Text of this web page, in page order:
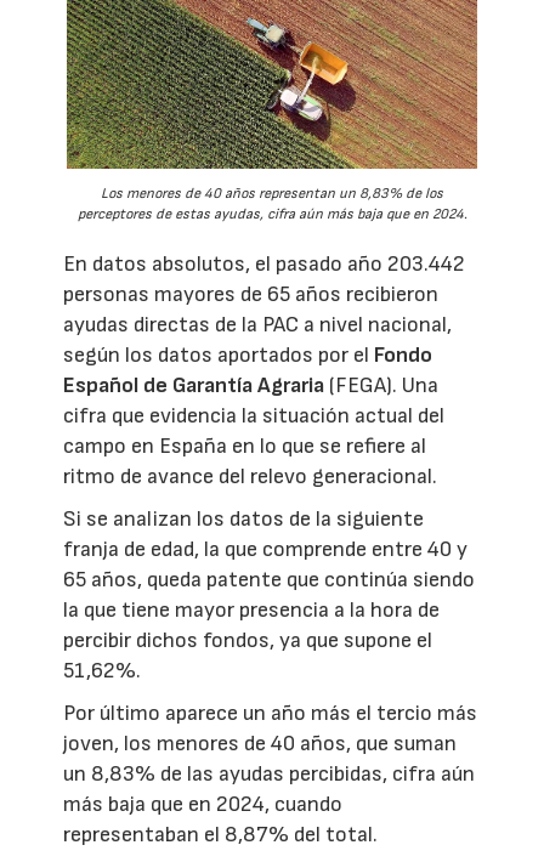
Los menores de 40 años representan un 8,83% de los
perceptores de estas ayudas, cifra aún más baja que en 2024.
En datos absolutos, el pasado año 203.442
personas mayores de 65 años recibieron
ayudas directas de la PAC a nivel nacional,
según los datos aportados por el Fondo
Español de Garantía Agraria (FEGA). Una
cifra que evidencia la situación actual del
campo en España en lo que se refiere al
ritmo de avance del relevo generacional.
Si se analizan los datos de la siguiente
franja de edad, la que comprende entre 40 y
65 años, queda patente que continúa siendo
la que tiene mayor presencia a la hora de
percibir dichos fondos, ya que supone el
51,62%.
Por último aparece un año más el tercio más
joven, los menores de 40 años, que suman
un 8,83% de las ayudas percibidas, cifra aún
más baja que en 2024, cuando
representaban el 8,87% del total.